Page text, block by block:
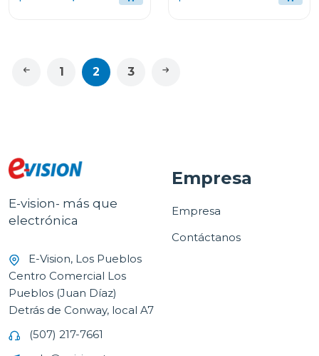
1 2 3
E-vision- más que
electrónica
E-Vision, Los Pueblos
Centro Comercial Los
Pueblos (Juan Díaz)
Detrás de Conway, local A7
(507) 217-7661
Empresa
Empresa
Contáctanos